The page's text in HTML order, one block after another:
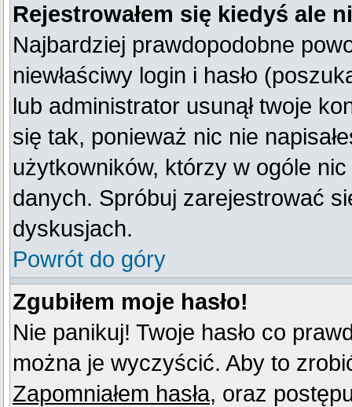
Rejestrowałem się kiedyś ale
Najbardziej prawdopodobne
niewłaściwy login i hasło
lub administrator usunął twoje
się tak, ponieważ nic nie
użytkowników, którzy w ogóle
danych. Spróbuj zarejestrować
dyskusjach.
Powrót do góry
Zgubiłem moje hasło!
Nie panikuj! Twoje hasło co
można je wyczyścić. Aby to
Zapomniałem hasła, oraz